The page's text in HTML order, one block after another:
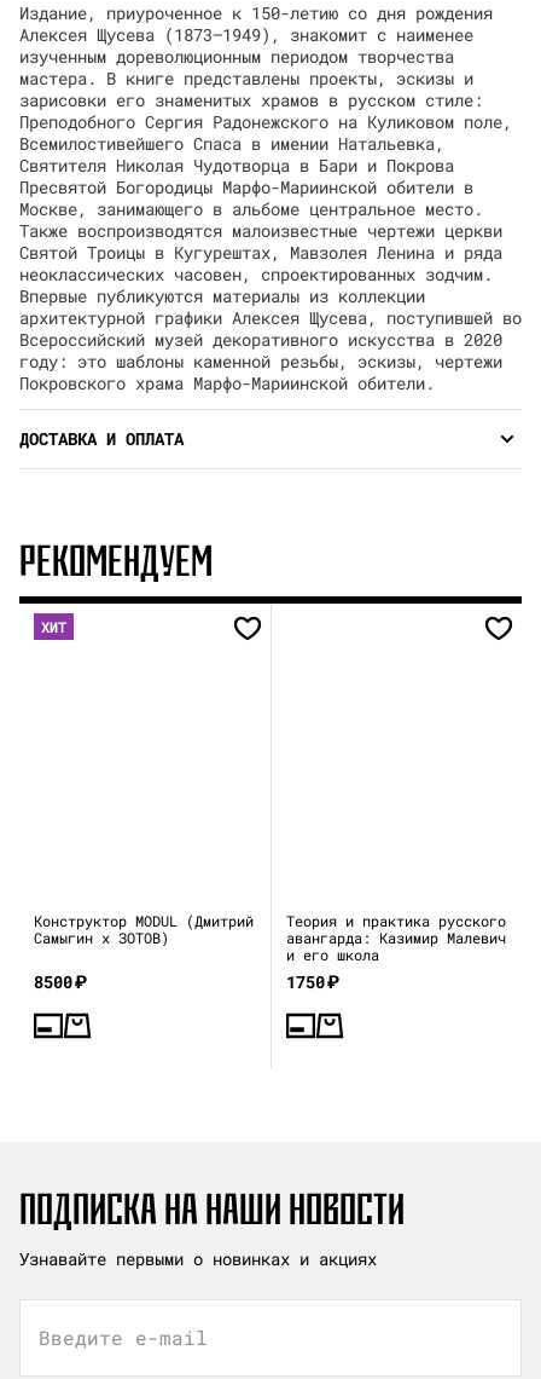
Издание, приуроченное к 150-летию со дня рождения
Алексея Щусева (1873—1949), знакомит с наименее
изученным дореволюционным периодом творчества
мастера. В книге представлены проекты, эскизы и
зарисовки его знаменитых храмов в русском стиле:
Преподобного Сергия Радонежского на Куликовом поле,
Всемилостивейшего Спаса в имении Натальевка,
Святителя Николая Чудотворца в Бари и Покрова
Пресвятой Богородицы Марфо-Мариинской обители в
Москве, занимающего в альбоме центральное место.
Также воспроизводятся малоизвестные чертежи церкви
Святой Троицы в Кугурештах, Мавзолея Ленина и ряда
неоклассических часовен, спроектированных зодчим.
Впервые публикуются материалы из коллекции
архитектурной графики Алексея Щусева, поступившей во
Всероссийский музей декоративного искусства в 2020
году: это шаблоны каменной резьбы, эскизы, чертежи
Покровского храма Марфо-Мариинской обители.
ДОСТАВКА И ОПЛАТА
РЕКОМЕНДУЕМ
ХИТ
Конструктор MODUL (Дмитрий
Самыгин x ЗОТОВ)
8500₽
Теория и практика русского
авангарда: Казимир Малевич
и его школа
1750₽
ПОДПИСКА НА НАШИ НОВОСТИ
Узнавайте первыми о новинках и акциях
Введите e-mail